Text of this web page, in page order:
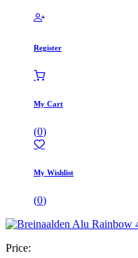
Register
My Cart
(0)
My Wishlist
(0)
Price: